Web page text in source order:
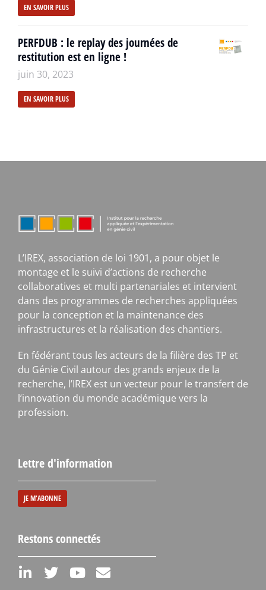
EN SAVOIR PLUS
PERFDUB : le replay des journées de
restitution est en ligne !
juin 30, 2023
EN SAVOIR PLUS
L’IREX, association de loi 1901, a pour objet le
montage et le suivi d’actions de recherche
collaboratives et multi partenariales et intervient
dans des programmes de recherches appliquées
pour la conception et la maintenance des
infrastructures et la réalisation des chantiers.
En fédérant tous les acteurs de la filière des TP et
du Génie Civil autour des grands enjeux de la
recherche, l’IREX est un vecteur pour le transfert de
l’innovation du monde académique vers la
profession.
Lettre d'information
JE M'ABONNE
Restons connectés